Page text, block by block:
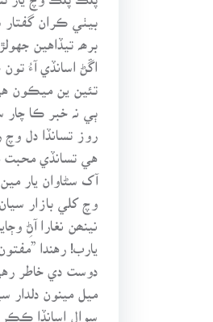
بيٺي ڪران گفتار
برھہ تيڏاهين
اڱڻ اسانڏي آءُ تون
تئين ين ميڪون
ٻي نہ خبر ڪا چار
روز تسانڏا دل وچ
هي تسانڏي محبت
آک سڻاوان يار
وچ کلي بازار سيان
نينھن نغارا آڻِ
يارب! رهندا
دوست دي خاطر
ميل مينون دلدار
سوال اسانڏا ڪڪر